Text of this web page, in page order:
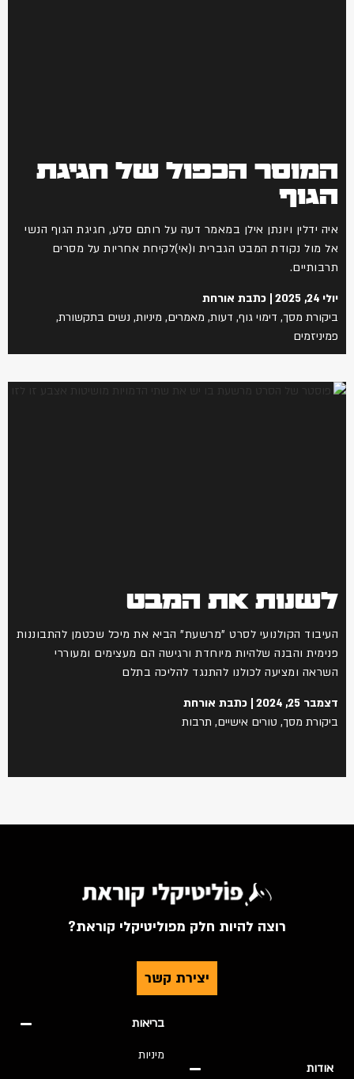
המוסר הכפול של חגיגת
הגוף
איה ידלין ויונתן אילן במאמר דעה על רותם סלע, חגיגת הגוף הנשי
אל מול נקודת המבט הגברית ו(אי)לקיחת אחריות על מסרים
תרבותיים.
יולי 24, 2025
כתבת אורחת
ביקורת מסך, דימוי גוף, דעות, מאמרים, מיניות, נשים בתקשורת,
פמיניזמים
לשנות את המבט
העיבוד הקולנועי לסרט "מרשעת" הביא את מיכל שכטמן להתבוננות
פנימית והבנה שלהיות מיוחדת ורגישה הם מעצימים ומעוררי
השראה ומציעה לכולנו להתנגד להליכה בתלם
דצמבר 25, 2024
כתבת אורחת
ביקורת מסך, טורים אישיים, תרבות
רוצה להיות חלק מפוליטיקלי קוראת?
יצירת קשר
אודות
בריאות
מיניות